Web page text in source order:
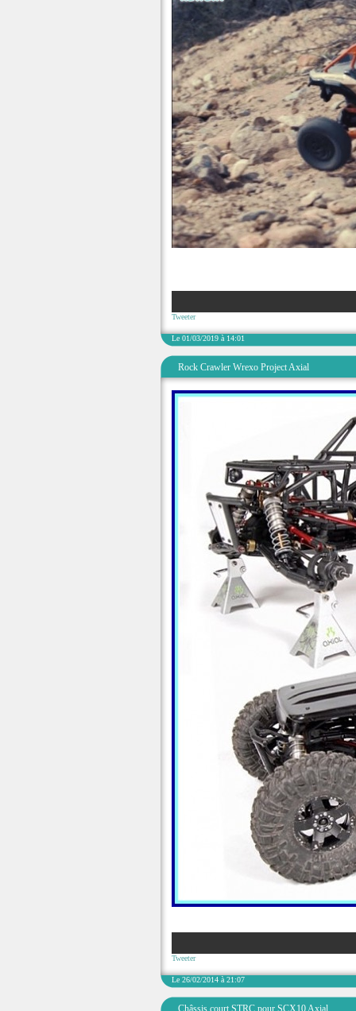
Tweeter
Le 01/03/2019 à 14:01
Rock Crawler Wrexo Project Axial
Tweeter
Le 26/02/2014 à 21:07
Châssis court STRC pour SCX10 Axial